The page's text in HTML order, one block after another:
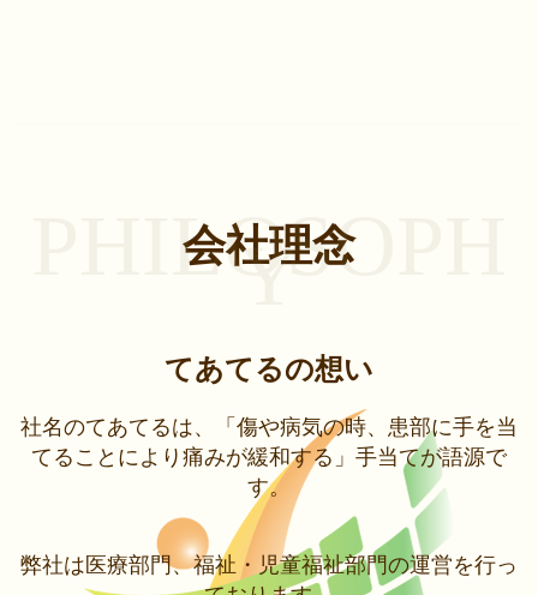
会社理念
PHILOSOPH
Y
てあてるの想い
社名のてあてるは、「傷や病気の時、患部に手を当
てることにより痛みが緩和する」手当てが語源で
す。
弊社は医療部門、福祉・児童福祉部門の運営を行っ